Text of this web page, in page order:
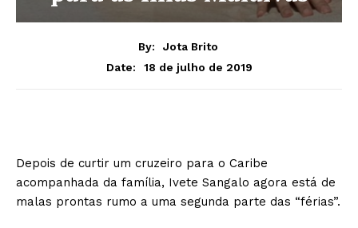
By:
Jota Brito
Date:
18 de julho de 2019
Depois de curtir um cruzeiro para o Caribe
acompanhada da família, Ivete Sangalo agora está de
malas prontas rumo a uma segunda parte das “férias”.